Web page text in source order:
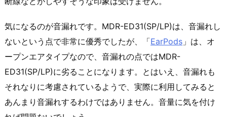
気になるのが音漏れです。MDR-ED31(SP/LP)は、音漏れし
ないという点で非常に優秀でしたが、「EarPods 」は、オ
ープンエアタイプなので、音漏れの点ではMDR-
ED31(SP/LP)に劣ることになります。とはいえ、音漏れも
それなりに考慮されているようで、実際に利用してみると
あんまり音漏れするわけではありません。音量に気を付け